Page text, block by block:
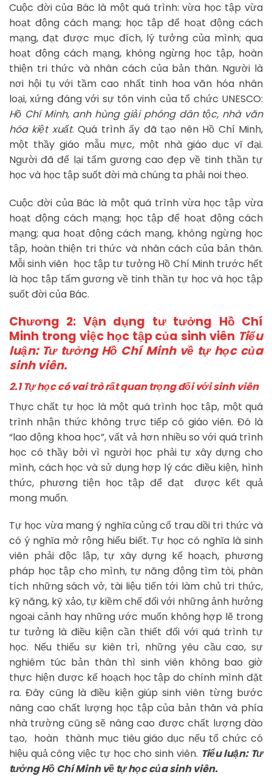
Cuộc đời của Bác là một quá trình: vừa học tập vừa
hoạt động cách mạng; học tập để hoạt động cách
mạng, đạt được mục đích, lý tưởng của mình; qua
hoạt động cách mạng, không ngừng học tập, hoàn
thiện tri thức và nhân cách của bản thân. Người là
nơi hội tụ với tầm cao nhất tinh hoa văn hóa nhân
loại, xứng đáng với sự tôn vinh của tổ chức UNESCO:
Hồ Chí Minh, anh hùng giải phóng dân tộc, nhà văn
hóa kiệt xuất. Quá trình ấy đã tạo nên Hồ Chí Minh,
một thầy giáo mẫu mực, một nhà giáo dục vĩ đại.
Người đã để lại tấm gương cao đẹp về tinh thần tự
học và học tập suốt đời mà chúng ta phải noi theo.
Cuộc đời của Bác là một quá trình vừa học tập vừa
hoạt động cách mạng; học tập để hoạt động cách
mạng; qua hoạt động cách mạng, không ngừng học
tập, hoàn thiện tri thức và nhân cách của bản thân.
Mỗi sinh viên học tập tư tưởng Hồ Chí Minh trước hết
là học tập tấm gương về tinh thần tự học và học tập
suốt đời của Bác.
Chương 2: Vận dụng tư tưởng Hồ Chí
Minh trong việc học tập của sinh viên Tiểu
luận: Tư tưởng Hồ Chí Minh về tự học của
sinh viên.
2.1 Tự học có vai trò rất quan trọng đối với sinh viên
Thực chất tự học là một quá trình học tập, một quá
trình nhận thức không trực tiếp có giáo viên. Đó là
“lao động khoa học”, vất vả hơn nhiều so với quá trình
học có thầy bởi vì người học phải tự xây dựng cho
mình, cách học và sử dụng hợp lý các điều kiện, hình
thức, phương tiện học tập để đạt được kết quả
mong muốn.
Tự học vừa mang ý nghĩa củng cố trau dồi tri thức và
có ý nghĩa mở rộng hiểu biết. Tự học có nghĩa là sinh
viên phải độc lập, tự xây dựng kế hoạch, phương
pháp học tập cho mình, tự năng động tìm tòi, phân
tích những sách vở, tài liệu tiến tới làm chủ tri thức,
kỹ năng, kỹ xảo, tự kiềm chế đối với những ảnh hưởng
ngoại cảnh hay những ước muốn không hợp lẽ trong
tư tưởng là điều kiện cần thiết đối với quá trình tự
học. Nếu thiếu sự kiên trì, những yêu cầu cao, sự
nghiêm túc bản thân thì sinh viên không bao giờ
thực hiện được kế hoạch học tập do chính mình đặt
ra. Đây cũng là điều kiện giúp sinh viên từng bước
nâng cao chất lượng học tập của bản thân và phía
nhà trường cũng sẽ nâng cao được chất lượng đào
tạo, hoàn thành mục tiêu giáo dục nếu tổ chức có
hiệu quả công việc tự học cho sinh viên. Tiểu luận: Tư
tưởng Hồ Chí Minh về tự học của sinh viên.